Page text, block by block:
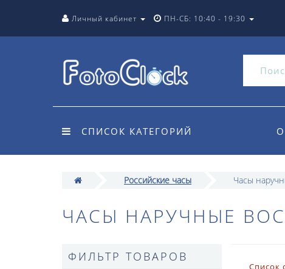
Личный кабинет ПН-СБ: 10:40 - 19:30
СПИСОК КАТЕГОРИЙ
Российские часы Часы
ЧАСЫ НАРУЧНЫЕ
ФИЛЬТР ТОВАРОВ
Список